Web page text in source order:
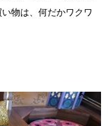
物は、何だかワクワ